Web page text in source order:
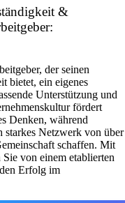
&
der seinen
bietet, ein eigenes
Unterstützung und
fördert
Denken, während
starkes Netzwerk von über
schaffen. Mit
von einem etablierten
Erfolg im